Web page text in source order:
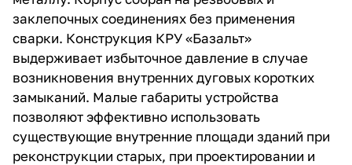
заклепочных соединениях без применения
сварки. Конструкция КРУ «Базальт»
выдерживает избыточное давление в случае
возникновения внутренних дуговых коротких
замыканий. Малые габариты устройства
позволяют эффективно использовать
существующие внутренние площади зданий при
реконструкции старых, при проектировании и